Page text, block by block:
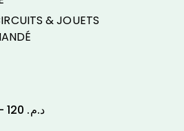
& JOUETS
د.م. 120